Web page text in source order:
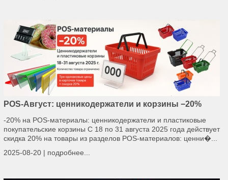
POS-Август: ценникодержатели и корзины −20%
-20% на POS‑материалы: ценникодержатели и пластиковые
покупательские корзины С 18 по 31 августа 2025 года действует
скидка 20% на товары из разделов POS‑материалов: ценни�...
2025-08-20 | подробнее...